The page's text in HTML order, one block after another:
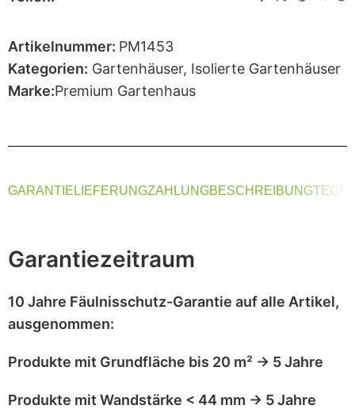
Artikelnummer: PM1453
Kategorien: Gartenhäuser, Isolierte Gartenhäuser
Marke:Premium Gartenhaus
GARANTIELIEFERUNGZAHLUNGBESCHREIBUNG
Garantiezeitraum
10 Jahre Fäulnisschutz-Garantie auf alle Artikel,
ausgenommen:
Produkte mit Grundfläche bis 20 m² → 5 Jahre
Produkte mit Wandstärke < 44 mm → 5 Jahre